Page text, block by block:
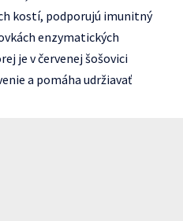
kostí, podporujú imunitný
enzymatických
je v červenej šošovici
a pomáha udržiavať